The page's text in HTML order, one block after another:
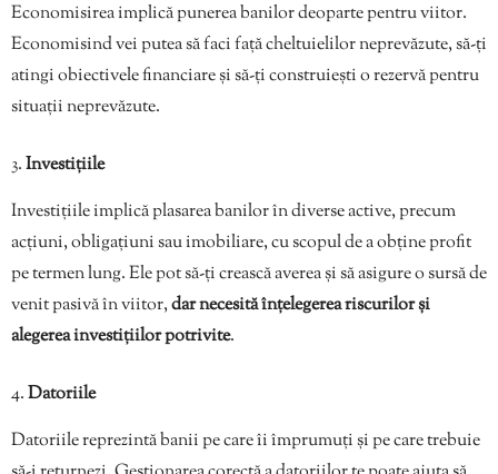
Economisirea implică punerea banilor deoparte pentru viitor.
Economisind vei putea să faci față cheltuielilor neprevăzute, să-ți
atingi obiectivele financiare și să-ți construiești o rezervă pentru
situații neprevăzute.
Investițiile
Investițiile implică plasarea banilor în diverse active, precum
acțiuni, obligațiuni sau imobiliare, cu scopul de a obține profit
pe termen lung. Ele pot să-ți crească averea și să asigure o sursă de
venit pasivă în viitor,dar necesită înțelegerea riscurilor și
alegerea investițiilor potrivite.
Datoriile
Datoriile reprezintă banii pe care îi împrumuți și pe care trebuie